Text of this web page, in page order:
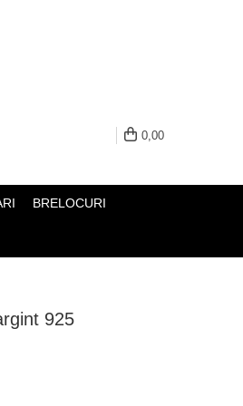
0,00
BRELOCURI
925